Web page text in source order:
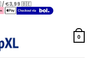
/ €3,99 🇧🇪
0